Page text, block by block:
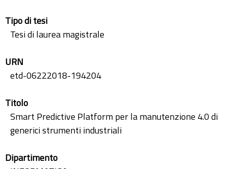
Tipo di tesi
Tesi di laurea magistrale
URN
etd-06222018-194204
Titolo
Smart Predictive Platform per la manutenzione 4.0 di
generici strumenti industriali
Dipartimento